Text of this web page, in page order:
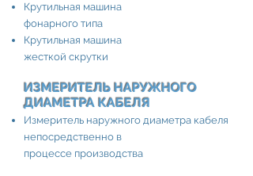
Крутильная машина
фонарного типа
Крутильная машина
жесткой скрутки
ИЗМЕРИТЕЛЬ НАРУЖНОГО
ДИАМЕТРА КАБЕЛЯ​
Измеритель наружного диаметра кабеля
непосредственно в
процессе производства